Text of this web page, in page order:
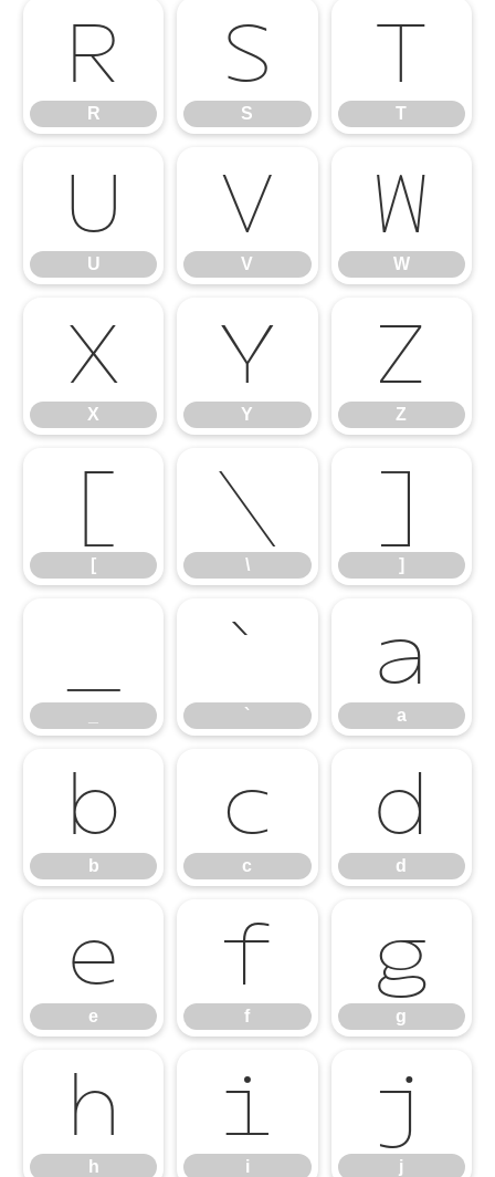
R
R
S
S
T
T
U
U
V
V
W
W
X
X
Y
Y
Z
Z
[
[
\
\
]
]
`
`
a
a
b
b
c
c
d
d
e
e
f
f
g
g
h
h
i
i
j
j